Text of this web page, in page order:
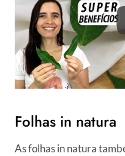
Folhas in natura
As folhas in natura